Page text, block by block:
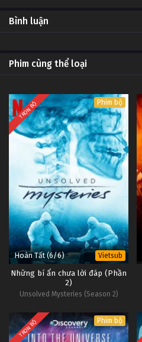
Bình luận
Phim cùng thể loại
TRỌN BỘ Phim bộ
Hoàn Tất (6/6) Vietsub
Những bí ẩn chưa lời đáp (Phần
2)
Unsolved Mysteries (Season 2)
TRỌN BỘ Phim bộ